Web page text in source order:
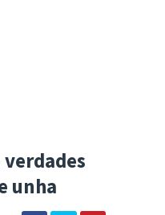
unha